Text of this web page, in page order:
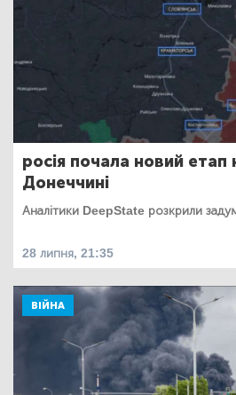
росія почала новий етап
Донеччині
Аналітики DeepState розкрили
28 липня, 21:35
ВІЙНА